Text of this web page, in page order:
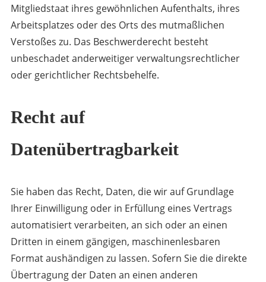
Mitgliedstaat ihres gewöhnlichen Aufenthalts, ihres
Arbeitsplatzes oder des Orts des mutmaßlichen
Verstoßes zu. Das Beschwerderecht besteht
unbeschadet anderweitiger verwaltungsrechtlicher
oder gerichtlicher Rechtsbehelfe.
Recht auf
Datenübertragbarkeit
Sie haben das Recht, Daten, die wir auf Grundlage
Ihrer Einwilligung oder in Erfüllung eines Vertrags
automatisiert verarbeiten, an sich oder an einen
Dritten in einem gängigen, maschinenlesbaren
Format aushändigen zu lassen. Sofern Sie die direkte
Übertragung der Daten an einen anderen